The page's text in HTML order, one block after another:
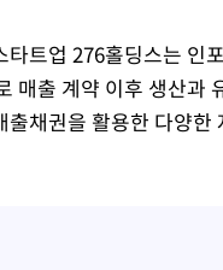
타트업 276홀딩스는 인
매출 계약 이후 생산과
출채권을 활용한 다양한